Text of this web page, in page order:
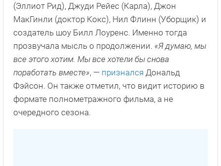
(Эллиот Рид), Джуди Рейес (Карла), Джон
МакГинли (доктор Кокс), Нил Флинн (Уборщик) и
создатель шоу Билл Лоуренс. Именно тогда
прозвучала мысль о продолжении. «Я думаю, мы
все этого хотим. Мы все хотели бы снова
поработать вместе», — признался Дональд
Фэйсон. Он также отметил, что видит историю в
формате полнометражного фильма, а не
очередного сезона.